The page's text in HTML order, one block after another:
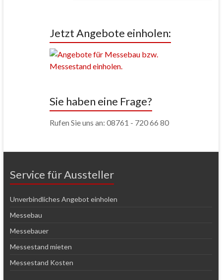
Jetzt Angebote einholen:
Sie haben eine Frage?
Rufen Sie uns an: 08761 - 720 66 80
Service für Aussteller
Unverbindliches Angebot einholen
Messebau
Messebauer
Messestand mieten
Messestand Kosten